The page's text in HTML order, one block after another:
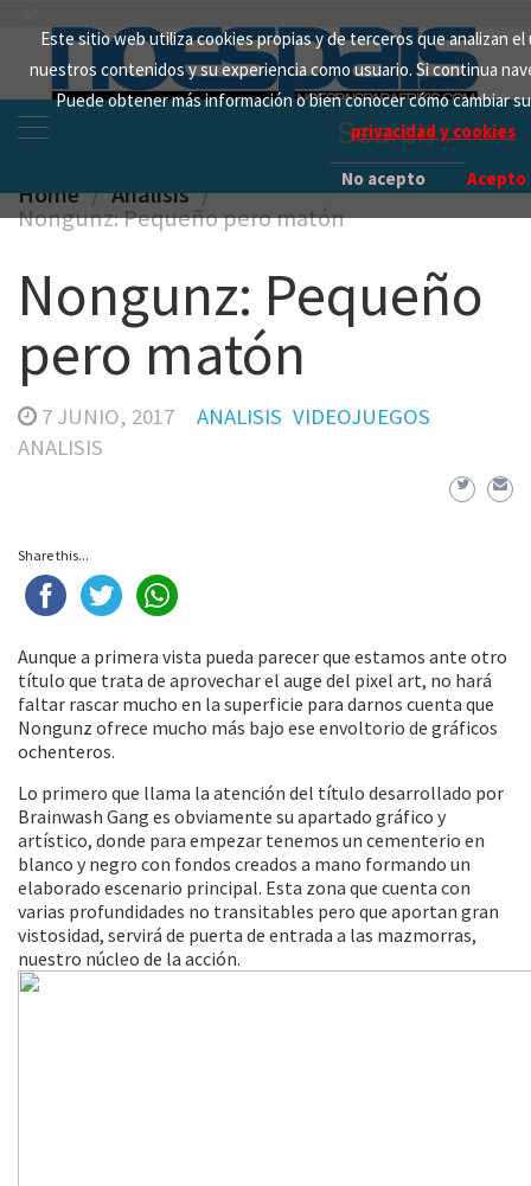
Este sitio web utiliza cookies propias y de terceros que analizan
nuestros contenidos y su experiencia como usuario. Si continua
Puede obtener más información o bien conocer cómo cambiar
privacidad y cookies
No acepto Acepto
content
Search
for:
Home Analisis
Nongunz: Pequeño pero matón
Nongunz: Pequeño
pero matón
7 JUNIO, 2017 ANALISIS VIDEOJUEGOS
ANALISIS
Share this...
Aunque a primera vista pueda parecer que estamos ante otro
título que trata de aprovechar el auge del pixel art, no hará
faltar rascar mucho en la superficie para darnos cuenta que
Nongunz ofrece mucho más bajo ese envoltorio de gráficos
ochenteros.
Lo primero que llama la atención del título desarrollado por
Brainwash Gang es obviamente su apartado gráfico y
artístico, donde para empezar tenemos un cementerio en
blanco y negro con fondos creados a mano formando un
elaborado escenario principal. Esta zona que cuenta con
varias profundidades no transitables pero que aportan gran
vistosidad, servirá de puerta de entrada a las mazmorras,
nuestro núcleo de la acción.